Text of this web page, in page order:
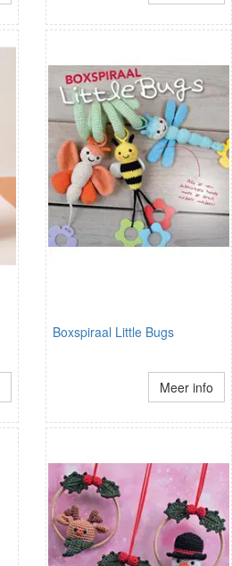
Boxspiraal Little Bugs
Meer info